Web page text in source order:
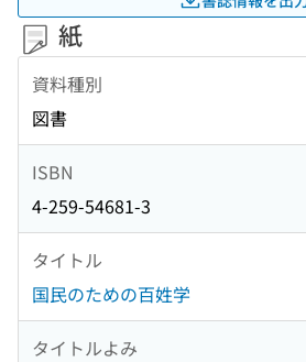
紙
資料種別
図書
ISBN
4-259-54681-3
タイトル
国民のための百姓学
タイトルよみ